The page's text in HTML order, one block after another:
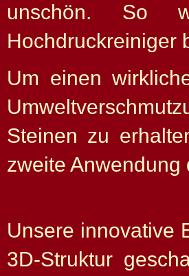
unschön. So
Hochdruckreiniger
Um einen
Steinen zu
zweite Anwendung
Unsere innovative
3D-Struktur